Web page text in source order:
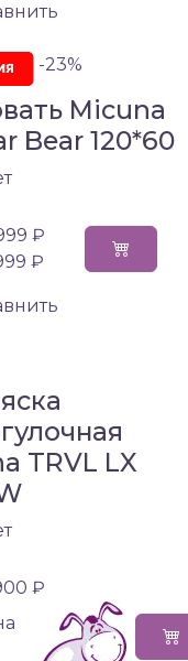
-23%
Micuna
Bear 120*60
₽
₽
TRVL LX
₽